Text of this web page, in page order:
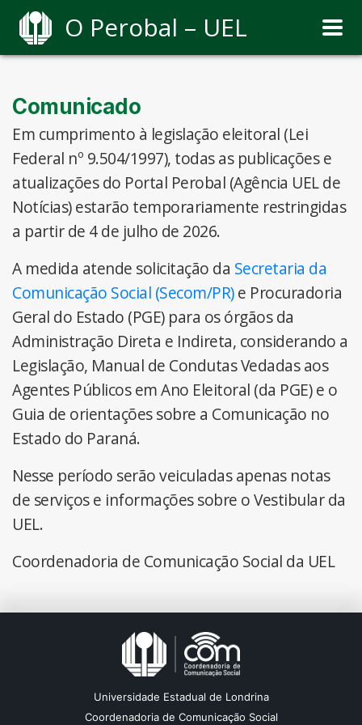
O Perobal – UEL
Comunicado
Em cumprimento à legislação eleitoral (Lei
Federal nº 9.504/1997), todas as publicações e
atualizações do Portal Perobal (Agência UEL de
Notícias) estarão temporariamente restringidas
a partir de 4 de julho de 2026.
A medida atende solicitação da Secretaria da
Comunicação Social (Secom/PR)e Procuradoria
Geral do Estado (PGE) para os órgãos da
Administração Direta e Indireta, considerando a
Legislação, Manual de Condutas Vedadas aos
Agentes Públicos em Ano Eleitoral (da PGE) e o
Guia de orientações sobre a Comunicação no
Estado do Paraná.
Nesse período serão veiculadas apenas notas
de serviços e informações sobre o Vestibular da
UEL.
Coordenadoria de Comunicação Social da UEL
Universidade Estadual de Londrina
Coordenadoria de Comunicação Social